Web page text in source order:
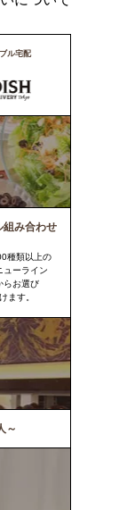
ル宅配
組み合わせ
種類以上の
ューライン
らお選び
ます。
～